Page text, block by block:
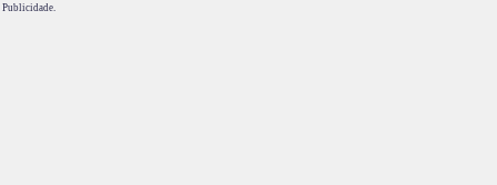
Publicidade.